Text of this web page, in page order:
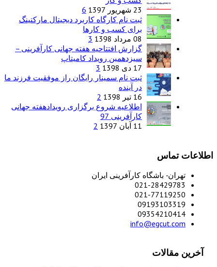
23 شهریور 1397
6
ثبت نام کارگاه کاربرد دیجیتال مارکتینگ
برای کسب و کارها
08 مرداد 1398
3
گزارش افتتاحیه هفته جهانی کارآفرینی –
سیزدهمین رویداد کامیتاپ
17 دی 1398
3
ثبت نام سمینار رایگان راز موفقیت فرزند ما
در آینده
16 تیر 1398
2
اطلاعیه شروع برگزاری رویدادهفته جهانی
کارآفرینی 97
11 آبان 1397
2
اطلاعات تماس
تهران- باشگاه کارآفرینی ایران
021-28429783
021-77119250
09193103319
09354210414
info@egcut.com
آخرین مقالات